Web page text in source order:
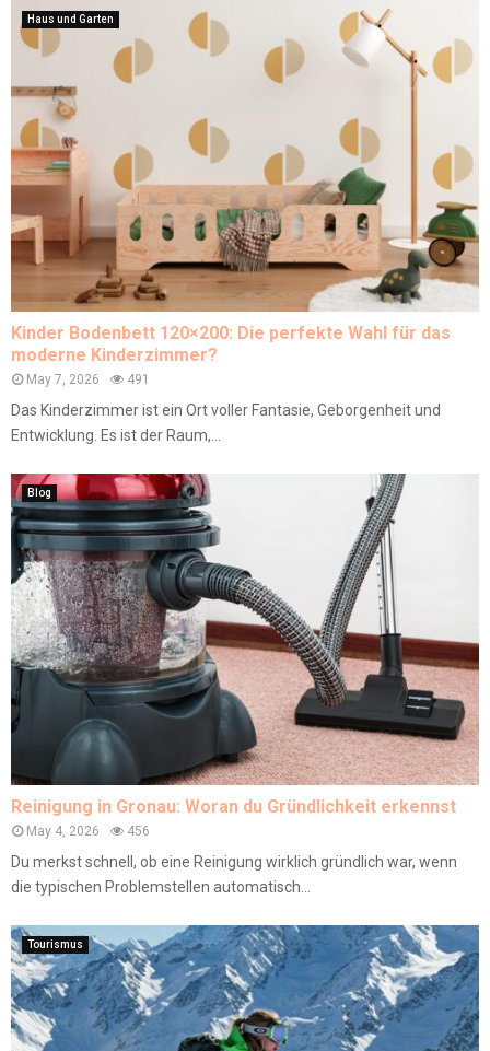
Haus und Garten
Kinder Bodenbett 120×200: Die perfekte Wahl für das
moderne Kinderzimmer?
May 7, 2026 491
Das Kinderzimmer ist ein Ort voller Fantasie, Geborgenheit und
Entwicklung. Es ist der Raum,...
Blog
Reinigung in Gronau: Woran du Gründlichkeit erkennst
May 4, 2026 456
Du merkst schnell, ob eine Reinigung wirklich gründlich war, wenn
die typischen Problemstellen automatisch...
Tourismus